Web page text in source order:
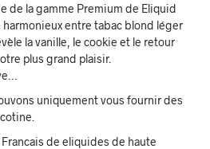
de la gamme Premium de Eliquid
harmonieux entre tabac blond léger
la vanille, le cookie et le retour
plus grand plaisir.
uniquement vous fournir des
de eliquides de haute